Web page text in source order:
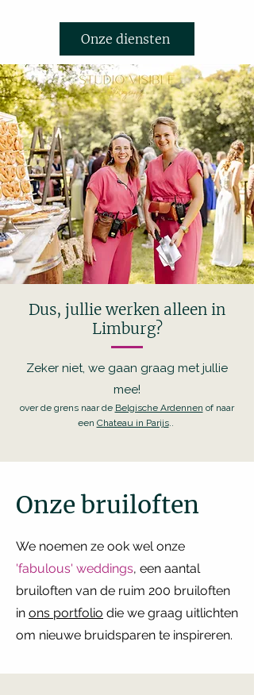
Onze diensten
Dus, jullie werken alleen in
Limburg?
Zeker niet, we gaan graag met jullie
mee!
over de grens naar de Belgische Ardennen of naar
een Chateau in Parijs..
Onze bruiloften
We noemen ze ook wel onze
'fabulous' weddings, een aantal
bruiloften van de ruim 200 bruiloften
in ons portfolio die we graag uitlichten
om nieuwe bruidsparen te inspireren.